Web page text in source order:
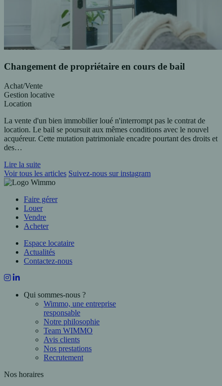
Changement de propriétaire en cours de bail
Achat/Vente
Gestion locative
Location
La vente d'un bien immobilier loué n'interrompt pas le contrat de
location. Le bail se poursuit aux mêmes conditions avec le nouvel
acquéreur. Cette mutation patrimoniale encadre pourtant des droits et
des…
Lire la suite
Voir tous les articles Suivez-nous sur instagram
Faire gérer
Louer
Vendre
Acheter
Espace locataire
Actualités
Contactez-nous
Qui sommes-nous ?
Wimmo, une entreprise
responsable
Notre philosophie
Team WIMMO
Avis clients
Nos prestations
Recrutement
Nos horaires